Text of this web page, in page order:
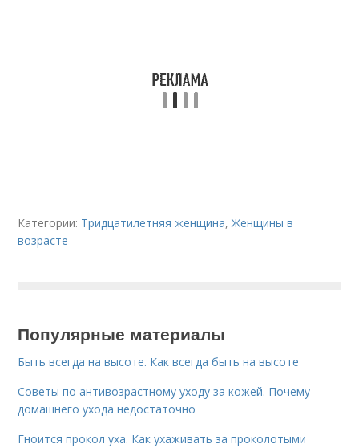
Категории: Тридцатилетняя женщина,Женщины в
возрасте
Популярные материалы
Быть всегда на высоте. Как всегда быть на высоте
Советы по антивозрастному уходу за кожей. Почему
домашнего ухода недостаточно
Гноится прокол уха. Как ухаживать за проколотыми